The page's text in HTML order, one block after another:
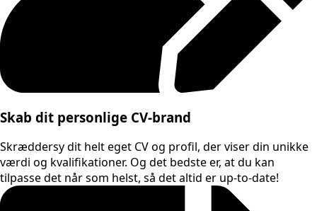
Skab dit personlige CV-brand
Skræddersy dit helt eget CV og profil, der viser din unikke
værdi og kvalifikationer. Og det bedste er, at du kan
tilpasse det når som helst, så det altid er up-to-date!